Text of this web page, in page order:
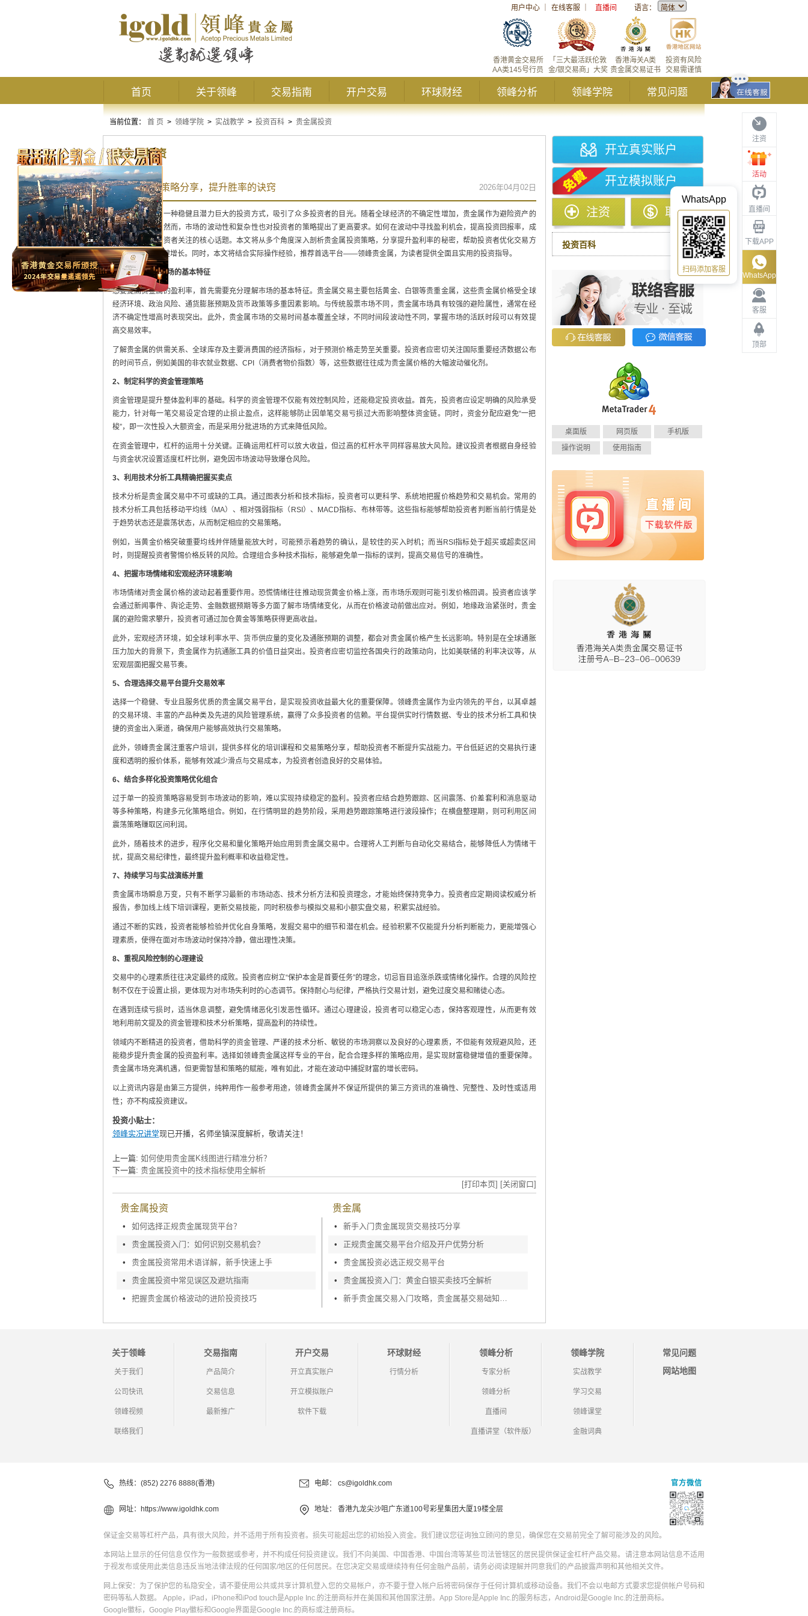
用户中心 在线客服 直播间 语言：
投资有风险
交易需谨慎
香港海关A类
贵金属交易证书
「三大最活跃伦敦
金/银交易商」大奖
香港黄金交易所
AA类145号行员
首页 关于领峰 交易指南 开户交易 环球财经 领峰分析 领峰学院 常见问题
注资
活动
直播间
下载APP
客服
顶部
WhatsApp
WhatsApp
扫码添加客服
当前位置： 首 页 > 领峰学院 > 实战教学 > 投资百科 > 贵金属投资
贵金属投资
贵金属投资策略分享，提升胜率的诀窍 2026年04月02日
贵金属投资作为一种稳健且潜力巨大的投资方式，吸引了众多投资者的目光。随着全球经济的不确定性增加，贵金属作为避险资产的
价值愈发凸显。然而，市场的波动性和复杂性也对投资者的策略提出了更高要求。如何在波动中寻找盈利机会，提高投资回报率，成
为众多贵金属投资者关注的核心话题。本文将从多个角度深入剖析贵金属投资策略，分享提升盈利率的秘密，帮助投资者优化交易方
案，实现财富稳健增长。同时，本文将结合实际操作经验，推荐首选平台——领峰贵金属，为读者提供全面且实用的投资指导。
1、理解贵金属市场的基本特征
想要提高贵金属的盈利率，首先需要充分理解市场的基本特征。贵金属交易主要包括黄金、白银等贵重金属，这些贵金属价格受全球
经济环境、政治风险、通货膨胀预期及货币政策等多重因素影响。与传统股票市场不同，贵金属市场具有较强的避险属性，通常在经
济不确定性增高时表现突出。此外，贵金属市场的交易时间基本覆盖全球，不同时间段波动性不同，掌握市场的活跃时段可以有效提
高交易效率。
了解贵金属的供需关系、全球库存及主要消费国的经济指标，对于预测价格走势至关重要。投资者应密切关注国际重要经济数据公布
的时间节点，例如美国的非农就业数据、CPI（消费者物价指数）等，这些数据往往成为贵金属价格的大幅波动催化剂。
2、制定科学的资金管理策略
资金管理是提升整体盈利率的基础。科学的资金管理不仅能有效控制风险，还能稳定投资收益。首先，投资者应设定明确的风险承受
能力，针对每一笔交易设定合理的止损止盈点，这样能够防止因单笔交易亏损过大而影响整体资金链。同时，资金分配应避免“一把
梭”，即一次性投入大额资金，而是采用分批进场的方式来降低风险。
在资金管理中，杠杆的运用十分关键。正确运用杠杆可以放大收益，但过高的杠杆水平同样容易放大风险。建议投资者根据自身经验
与资金状况设置适度杠杆比例，避免因市场波动导致爆仓风险。
3、利用技术分析工具精确把握买卖点
技术分析是贵金属交易中不可或缺的工具。通过图表分析和技术指标，投资者可以更科学、系统地把握价格趋势和交易机会。常用的
技术分析工具包括移动平均线（MA）、相对强弱指标（RSI）、MACD指标、布林带等。这些指标能够帮助投资者判断当前行情是处
于趋势状态还是震荡状态，从而制定相应的交易策略。
例如，当黄金价格突破重要均线并伴随量能放大时，可能预示着趋势的确认，是较佳的买入时机；而当RSI指标处于超买或超卖区间
时，则提醒投资者警惕价格反转的风险。合理组合多种技术指标，能够避免单一指标的误判，提高交易信号的准确性。
4、把握市场情绪和宏观经济环境影响
市场情绪对贵金属价格的波动起着重要作用。恐慌情绪往往推动现货黄金价格上涨，而市场乐观则可能引发价格回调。投资者应该学
会通过新闻事件、舆论走势、金融数据预期等多方面了解市场情绪变化，从而在价格波动前做出应对。例如，地缘政治紧张时，贵金
属的避险需求攀升，投资者可通过加仓黄金等策略获得更高收益。
此外，宏观经济环境，如全球利率水平、货币供应量的变化及通胀预期的调整，都会对贵金属价格产生长远影响。特别是在全球通胀
压力加大的背景下，贵金属作为抗通胀工具的价值日益突出。投资者应密切监控各国央行的政策动向，比如美联储的利率决议等，从
宏观层面把握交易节奏。
5、合理选择交易平台提升交易效率
选择一个稳健、专业且服务优质的贵金属交易平台，是实现投资收益最大化的重要保障。领峰贵金属作为业内领先的平台，以其卓越
的交易环境、丰富的产品种类及先进的风险管理系统，赢得了众多投资者的信赖。平台提供实时行情数据、专业的技术分析工具和快
捷的资金出入渠道，确保用户能够高效执行交易策略。
此外，领峰贵金属注重客户培训，提供多样化的培训课程和交易策略分享，帮助投资者不断提升实战能力。平台低延迟的交易执行速
度和透明的报价体系，能够有效减少滑点与交易成本，为投资者创造良好的交易体验。
6、结合多样化投资策略优化组合
过于单一的投资策略容易受到市场波动的影响，难以实现持续稳定的盈利。投资者应结合趋势跟踪、区间震荡、价差套利和消息驱动
等多种策略，构建多元化策略组合。例如，在行情明显的趋势阶段，采用趋势跟踪策略进行波段操作；在横盘整理期，则可利用区间
震荡策略赚取区间利润。
此外，随着技术的进步，程序化交易和量化策略开始应用到贵金属交易中。合理将人工判断与自动化交易结合，能够降低人为情绪干
扰，提高交易纪律性，最终提升盈利概率和收益稳定性。
7、持续学习与实战演练并重
贵金属市场瞬息万变，只有不断学习最新的市场动态、技术分析方法和投资理念，才能始终保持竞争力。投资者应定期阅读权威分析
报告，参加线上线下培训课程，更新交易技能，同时积极参与模拟交易和小额实盘交易，积累实战经验。
通过不断的实践，投资者能够检验并优化自身策略，发掘交易中的细节和潜在机会。经验积累不仅能提升分析判断能力，更能增强心
理素质，使得在面对市场波动时保持冷静，做出理性决策。
8、重视风险控制的心理建设
交易中的心理素质往往决定最终的成败。投资者应树立“保护本金是首要任务”的理念，切忌盲目追涨杀跌或情绪化操作。合理的风险控
制不仅在于设置止损，更体现为对市场失利时的心态调节。保持耐心与纪律，严格执行交易计划，避免过度交易和赌徒心态。
在遇到连续亏损时，适当休息调整，避免情绪恶化引发恶性循环。通过心理建设，投资者可以稳定心态，保持客观理性，从而更有效
地利用前文提及的资金管理和技术分析策略，提高盈利的持续性。
领域内不断精进的投资者，借助科学的资金管理、严谨的技术分析、敏锐的市场洞察以及良好的心理素质，不但能有效规避风险，还
能稳步提升贵金属的投资盈利率。选择如领峰贵金属这样专业的平台，配合合理多样的策略应用，是实现财富稳健增值的重要保障。
贵金属市场充满机遇，但更需智慧和策略的赋能，唯有如此，才能在波动中捕捉财富的增长密码。
以上资讯内容是由第三方提供，纯粹用作一般参考用途，领峰贵金属并不保证所提供的第三方资讯的准确性、完整性、及时性或适用
性；亦不构成投资建议。
投资小贴士：
领峰实况讲堂现已开播，名师坐镇深度解析，敬请关注！
上一篇: 如何使用贵金属K线图进行精准分析？
下一篇: 贵金属投资中的技术指标使用全解析
[打印本页] [关闭窗口]
贵金属投资
•
如何选择正规贵金属现货平台？
•
贵金属投资入门：如何识别交易机会？
•
贵金属投资常用术语详解，新手快速上手
•
贵金属投资中常见误区及避坑指南
•
把握贵金属价格波动的进阶投资技巧
贵金属
•
新手入门贵金属现货交易技巧分享
•
正规贵金属交易平台介绍及开户优势分析
•
贵金属投资必选正规交易平台
•
贵金属投资入门：黄金白银买卖技巧全解析
•
新手贵金属交易入门攻略，贵金属基交易础知识深度剖析
开立真实账户
开立模拟账户
注资 取款
投资百科
桌面版 网页版
手机版
操作说明
使用指南
关于领峰
关于我们
公司快讯
领峰视频
联络我们
交易指南
产品简介
交易信息
最新推广
开户交易
开立真实账户
开立模拟账户
软件下载
环球财经
行情分析
领峰分析
专家分析
领峰分析
直播间
直播讲堂（软件版）
领峰学院
实战教学
学习交易
领峰课堂
金融词典
常见问题
网站地图
热线：(852) 2276 8888(香港) 电邮： cs@igoldhk.com
网址： https://www.igoldhk.com 地址： 香港九龙尖沙咀广东道100号彩星集团大厦19楼全层
官方微信
保证金交易等杠杆产品，具有很大风险，并不适用于所有投资者。损失可能超出您的初始投入资金。我们建议您征询独立顾问的意见，确保您在交易前完全了解可能涉及的风险。
本网站上显示的任何信息仅作为一般数据或参考，并不构成任何投资建议。我们不向美国、中国香港、中国台湾等某些司法管辖区的居民提供保证金杠杆产品交易。请注意本网站信息不适用
于视发布或使用此类信息违反当地法律法规的任何国家/地区的任何居民。在您决定交易或继续持有任何金融产品前，请务必阅读理解并同意我们的产品披露声明和其他相关文件。
网上保安：为了保护您的私隐安全，请不要使用公共或共享计算机登入您的交易帐户，亦不要于登入帐户后将密码保存于任何计算机或移动设备。我们不会以电邮方式要求您提供帐户号码和
密码等私人数据。 Apple，iPad，iPhone和iPod touch是Apple Inc.的注册商标并在美国和其他国家注册。App Store是Apple Inc.的服务标志，Android是Google Inc.的注册商标。
Google徽标，Google Play徽标和Google界面是Google Inc.的商标或注册商标。